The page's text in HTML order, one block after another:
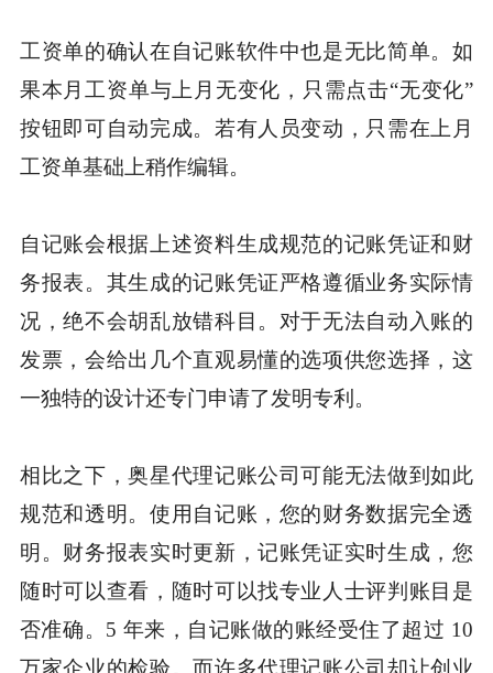
工资单的确认在自记账软件中也是无比简单。如
果本月工资单与上月无变化，只需点击“无变化”
按钮即可自动完成。若有人员变动，只需在上月
工资单基础上稍作编辑。
自记账会根据上述资料生成规范的记账凭证和财
务报表。其生成的记账凭证严格遵循业务实际情
况，绝不会胡乱放错科目。对于无法自动入账的
发票，会给出几个直观易懂的选项供您选择，这
一独特的设计还专门申请了发明专利。
相比之下，奥星代理记账公司可能无法做到如此
规范和透明。使用自记账，您的财务数据完全透
明。财务报表实时更新，记账凭证实时生成，您
随时可以查看，随时可以找专业人士评判账目是
否准确。5 年来，自记账做的账经受住了超过 10
万家企业的检验。而许多代理记账公司却让创业